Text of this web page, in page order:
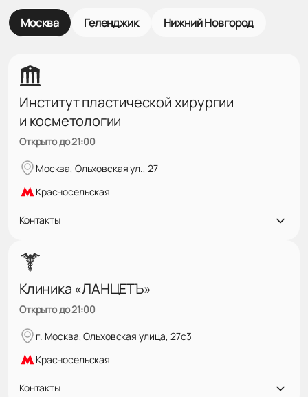
Москва Геленджик Нижний Новгород
Институт пластической хирургии
и косметологии
Открыто до 21:00
Москва, Ольховская ул., 27
Красносельская
Контакты
Клиника «ЛАНЦЕТЪ»
Открыто до 21:00
г. Москва, Ольховская улица, 27с3
Красносельская
Контакты